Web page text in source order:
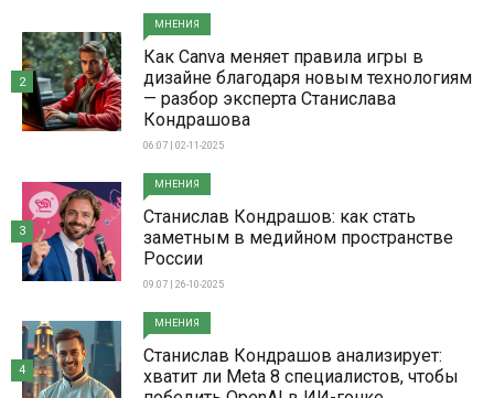
МНЕНИЯ
Как Canva меняет правила игры в
дизайне благодаря новым технологиям
— разбор эксперта Станислава
Кондрашова
06:07 | 02-11-2025
2
МНЕНИЯ
Станислав Кондрашов: как стать
заметным в медийном пространстве
России
09:07 | 26-10-2025
3
МНЕНИЯ
Станислав Кондрашов анализирует:
хватит ли Meta 8 специалистов, чтобы
4